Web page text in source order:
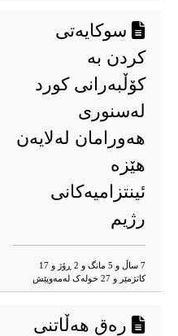
سوکایەتی
کردن بە
کۆڵبەرانی کورد
لەسنوری
هەورامان لەلایەن
هێزە
ئینتزامیەکانی
رژیم
7 ساڵ و 5 مانگ و 2 ڕۆژ و 17
کاتژمێر و 27 خوله‌ک له‌مه‌وپێش‌
رەق هەڵاتنی